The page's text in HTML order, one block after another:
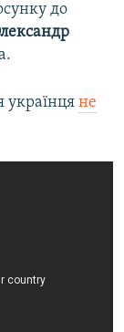
до
українця не